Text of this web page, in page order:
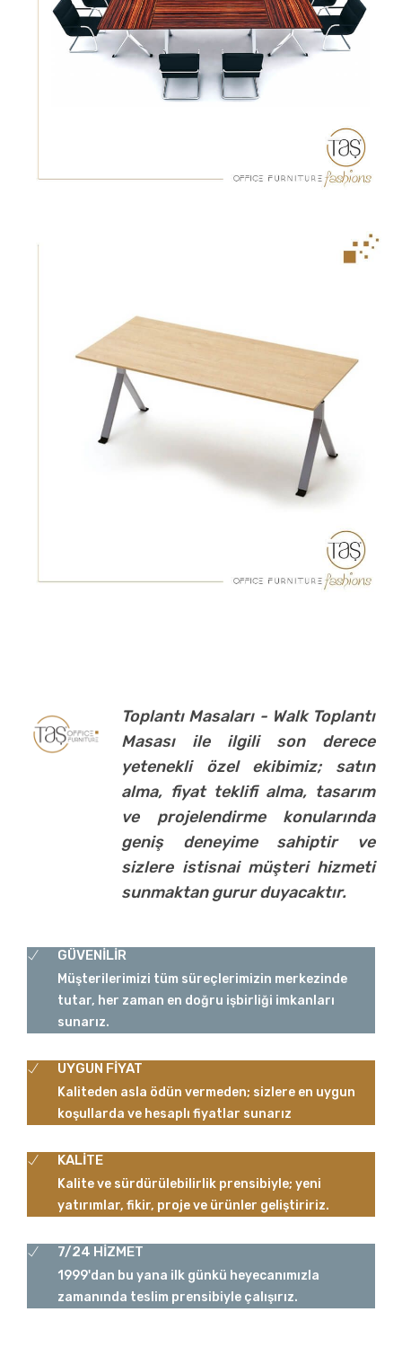
Toplantı Masaları - Walk Toplantı
Masası ile ilgili son derece
yetenekli özel ekibimiz; satın
alma, fiyat teklifi alma, tasarım
ve projelendirme konularında
geniş deneyime sahiptir ve
sizlere istisnai müşteri hizmeti
sunmaktan gurur duyacaktır.
GÜVENİLİR
Müşterilerimizi tüm süreçlerimizin merkezinde
tutar, her zaman en doğru işbirliği imkanları
sunarız.
UYGUN FİYAT
Kaliteden asla ödün vermeden; sizlere en uygun
koşullarda ve hesaplı fiyatlar sunarız
KALİTE
Kalite ve sürdürülebilirlik prensibiyle; yeni
yatırımlar, fikir, proje ve ürünler geliştiririz.
7/24 HİZMET
1999'dan bu yana ilk günkü heyecanımızla
zamanında teslim prensibiyle çalışırız.